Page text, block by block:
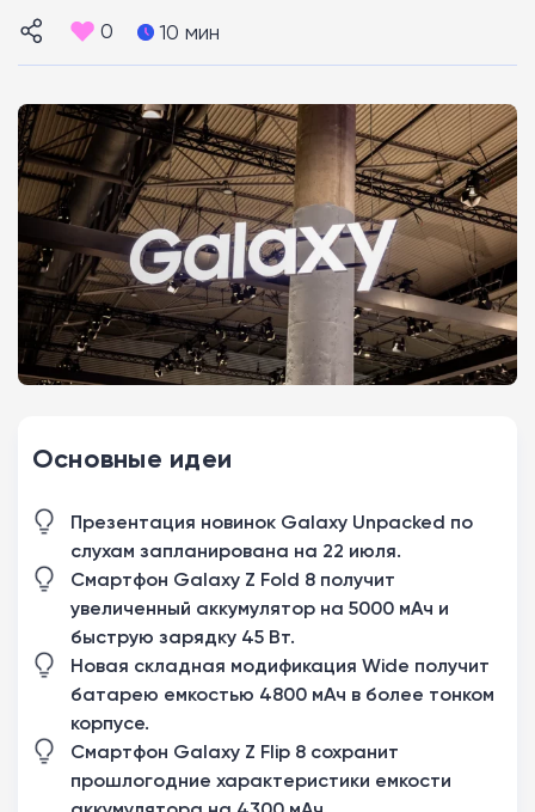
0 10 мин
Основные идеи
Презентация новинок Galaxy Unpacked по
слухам запланирована на 22 июля.
Смартфон Galaxy Z Fold 8 получит
увеличенный аккумулятор на 5000 мАч и
быструю зарядку 45 Вт.
Новая складная модификация Wide получит
батарею емкостью 4800 мАч в более тонком
корпусе.
Смартфон Galaxy Z Flip 8 сохранит
прошлогодние характеристики емкости